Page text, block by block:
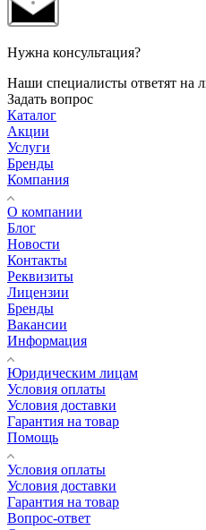
Нужна консультация?
Наши специалисты ответят на
Задать вопрос
Каталог
Акции
Услуги
Бренды
Компания
О компании
Блог
Новости
Контакты
Реквизиты
Лицензии
Бренды
Вакансии
Информация
Юридическим лицам
Условия оплаты
Условия доставки
Гарантия на товар
Помощь
Условия оплаты
Условия доставки
Гарантия на товар
Вопрос-ответ